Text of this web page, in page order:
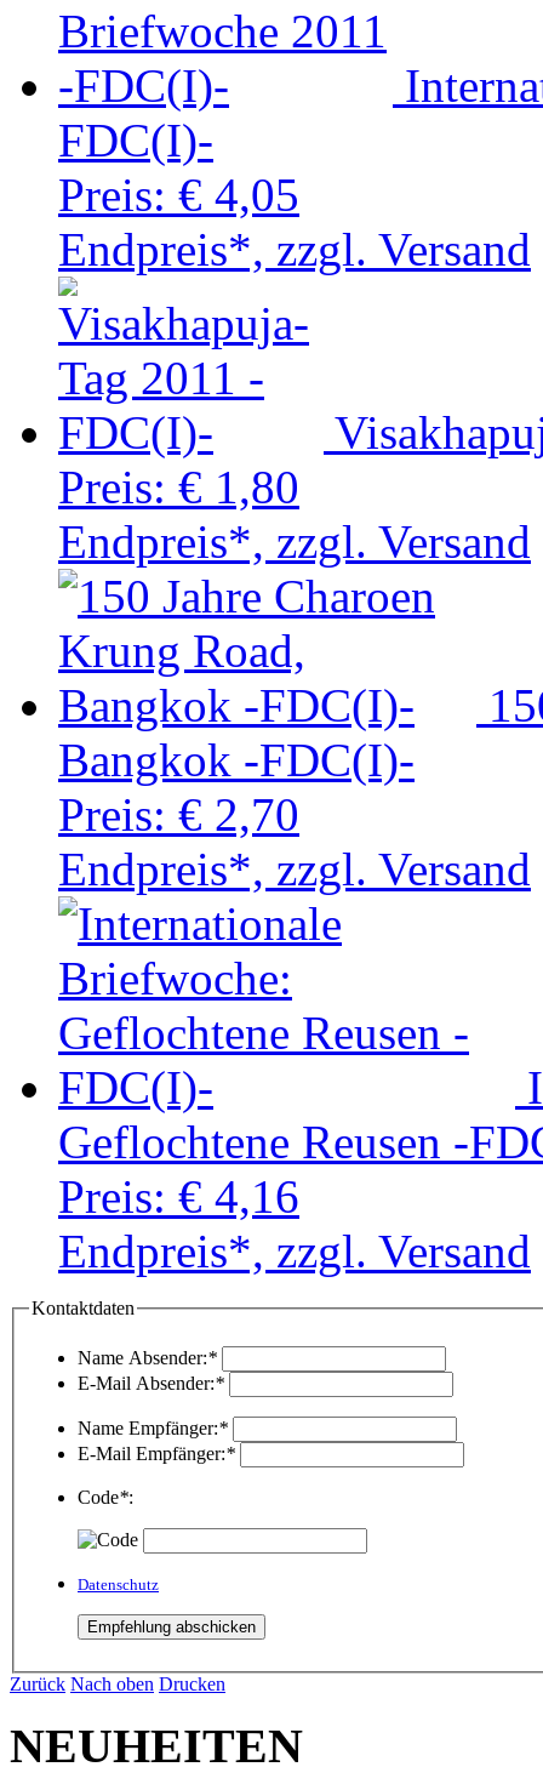
FDC(I)-
Preis: € 4,05
Endpreis*, zzgl. Versand
Preis: € 1,80
Endpreis*, zzgl. Versand
Bangkok -FDC(I)-
Preis: € 2,70
Endpreis*, zzgl. Versand
Geflochtene Reusen -
Preis: € 4,16
Endpreis*, zzgl. Versand
Kontaktdaten
Name Absender:*
E-Mail Absender:*
Name Empfänger:*
E-Mail Empfänger:*
Code*:
Datenschutz
Zurück Nach oben Drucken
NEUHEITEN